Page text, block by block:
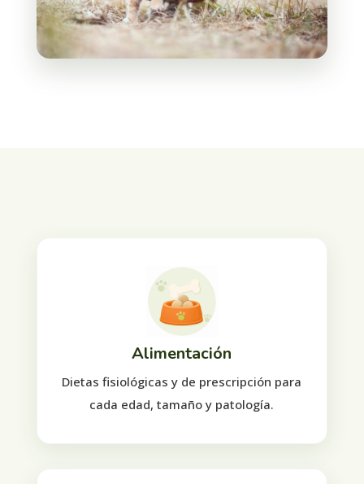
Alimentación
Dietas fisiológicas y de prescripción para
cada edad, tamaño y patología.